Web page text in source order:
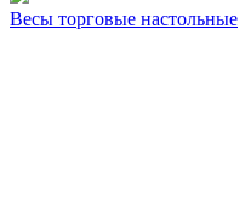
Весы торговые настольные